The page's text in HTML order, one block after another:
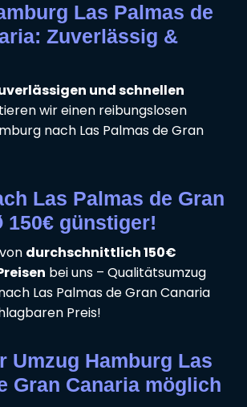
Las Palmas de
Zuverlässig &
und schnellen
wir einen reibungslosen
nach Las Palmas de Gran
Las Palmas de Gran
150€ günstiger!
durchschnittlich 150€
bei uns – Qualitätsumzug
Las Palmas de Gran Canaria
Preis!
Umzug Hamburg Las
Gran Canaria möglich